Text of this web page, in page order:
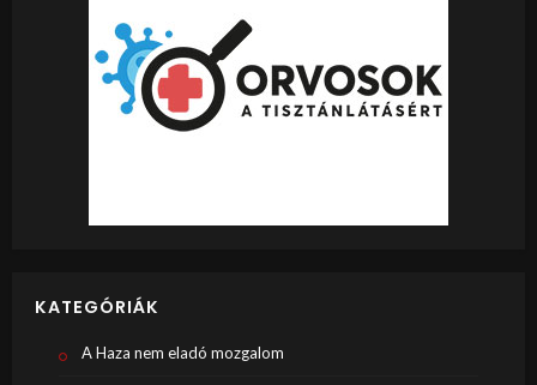
KATEGÓRIÁK
A Haza nem eladó mozgalom